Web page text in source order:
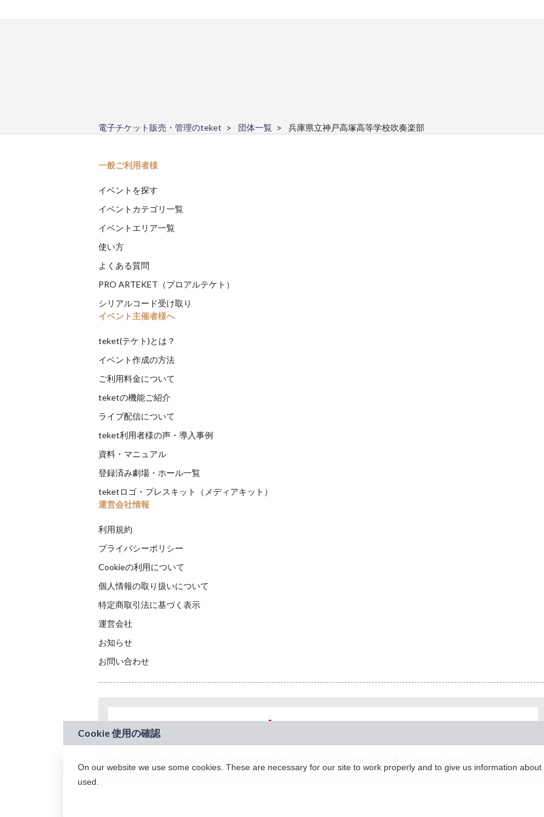
電子チケット販売・管理のteket 団体一覧 兵庫県立神戸高塚高等学校吹奏楽部
一般ご利用者様
イベントを探す
イベントカテゴリ一覧
イベントエリア一覧
使い方
よくある質問
PRO ARTEKET（プロアルテケト）
シリアルコード受け取り
イベント主催者様へ
teket(テケト)とは？
イベント作成の方法
ご利用料金について
teketの機能ご紹介
ライブ配信について
teket利用者様の声・導入事例
資料・マニュアル
登録済み劇場・ホール一覧
teketロゴ・プレスキット（メディアキット）
運営会社情報
利用規約
プライバシーポリシー
Cookieの利用について
個人情報の取り扱いについて
特定商取引法に基づく表示
運営会社
お知らせ
お問い合わせ
されています。
On our website we use some cookies. These are necessary for our site to work properly and to give us information
used.